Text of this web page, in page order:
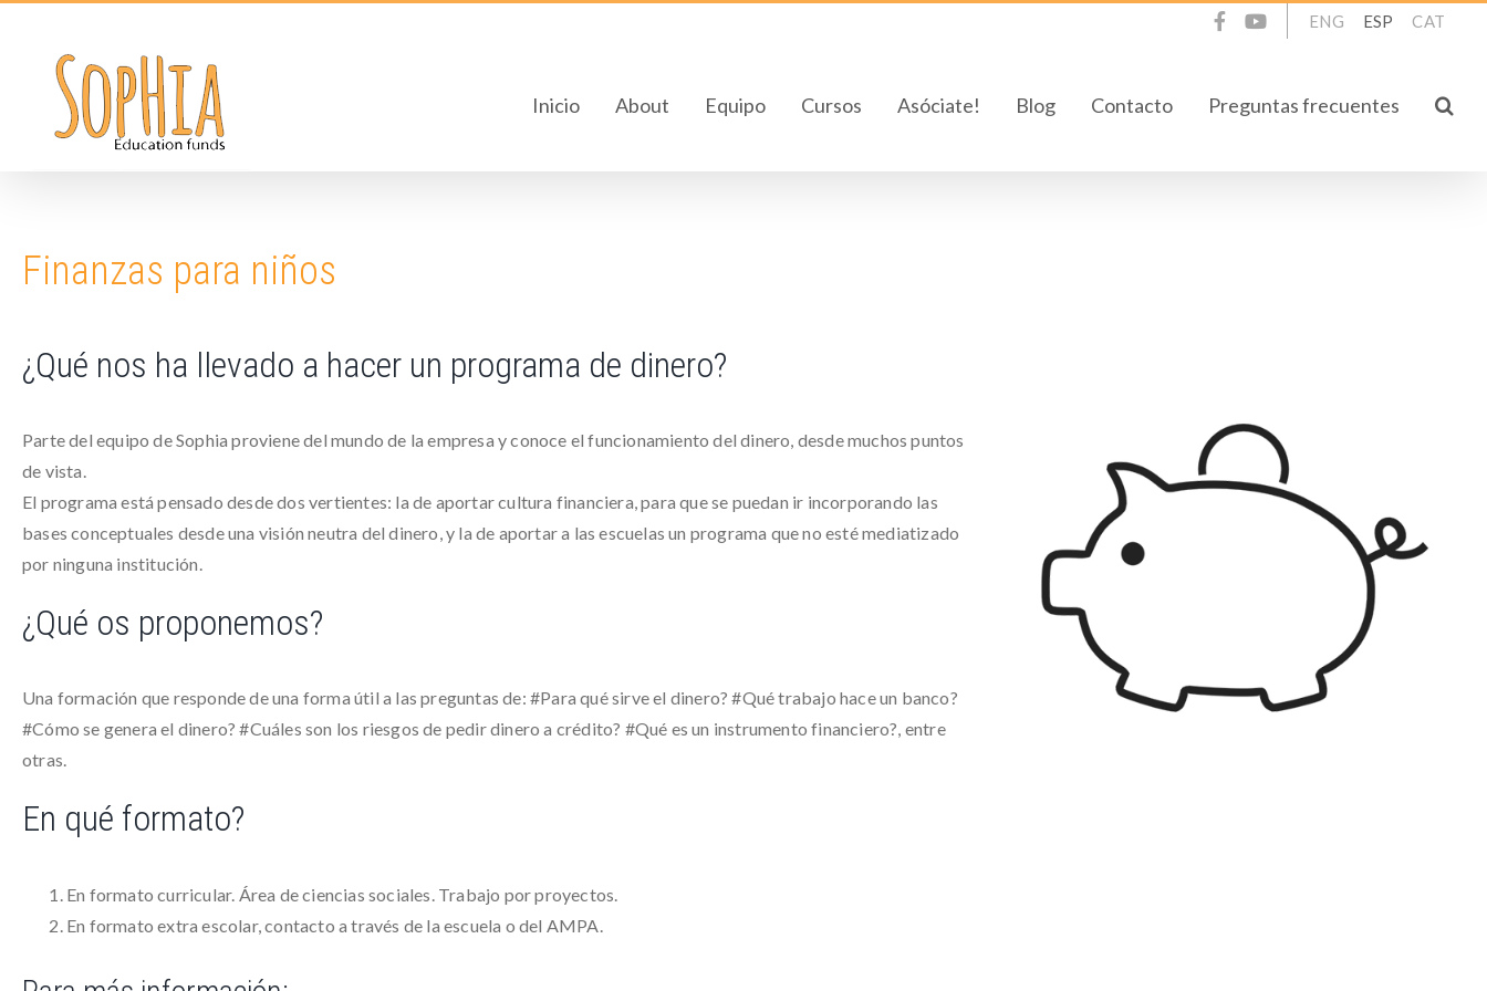
content
ENG ESP CAT
Inicio About Equipo Cursos Asóciate! Blog Contacto Preguntas frecuentes
Finanzas para niños
¿Qué nos ha llevado a hacer un programa de dinero?
Parte del equipo de Sophia proviene del mundo de la empresa y conoce el funcionamiento del dinero, desde muchos puntos
de vista.
El programa está pensado desde dos vertientes: la de aportar cultura financiera, para que se puedan ir incorporando las
bases conceptuales desde una visión neutra del dinero, y la de aportar a las escuelas un programa que no esté mediatizado
por ninguna institución.
¿Qué os proponemos?
Una formación que responde de una forma útil a las preguntas de: #Para qué sirve el dinero? #Qué trabajo hace un banco?
#Cómo se genera el dinero? #Cuáles son los riesgos de pedir dinero a crédito? #Qué es un instrumento financiero?, entre
otras.
En qué formato?
En formato curricular. Área de ciencias sociales. Trabajo por proyectos.
En formato extra escolar, contacto a través de la escuela o del AMPA.